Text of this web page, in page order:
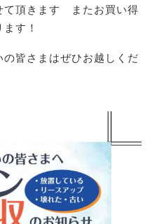
て頂きます またお買い得
す！
皆さまはぜひお越しくだ